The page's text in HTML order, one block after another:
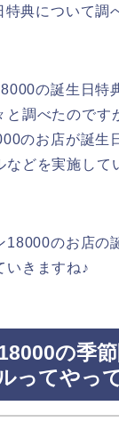
典について調
の誕生日特
と調べたのです
のお店が誕生
などを実施して
18000のお店の
いきますね♪
の季
ってやっ